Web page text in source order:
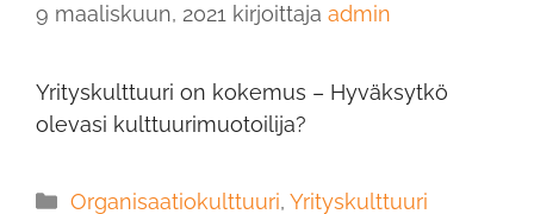
9 maaliskuun, 2021 kirjoittaja admin
Yrityskulttuuri on kokemus – Hyväksytkö
olevasi kulttuurimuotoilija?
Organisaatiokulttuuri, Yrityskulttuuri